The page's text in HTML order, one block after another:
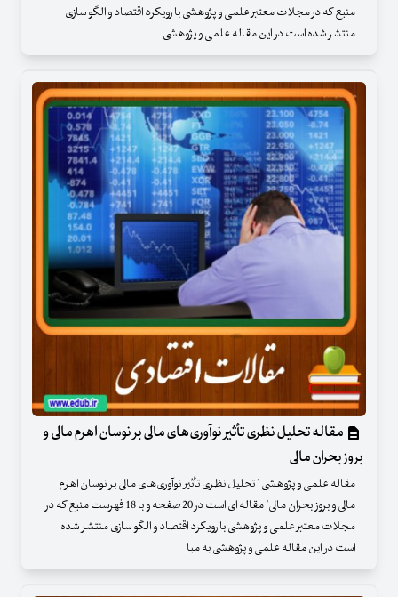
منبع که در مجلات معتبر علمی و پژوهشی با رویکرد اقتصاد و الگو سازی
منتشر شده است در این مقاله علمی و پژوهشی
مقاله تحلیل نظری تأثیر نوآوری‌های مالی بر نوسان اهرم مالی و
بروز بحران مالی
مقاله علمی و پژوهشی " تحلیل نظری تأثیر نوآوری‌های مالی بر نوسان اهرم
مالی و بروز بحران مالی" مقاله ای است در 20 صفحه و با 18 فهرست منبع که در
مجلات معتبر علمی و پژوهشی با رویکرد اقتصاد و الگو سازی منتشر شده
است در این مقاله علمی و پژوهشی به مبا